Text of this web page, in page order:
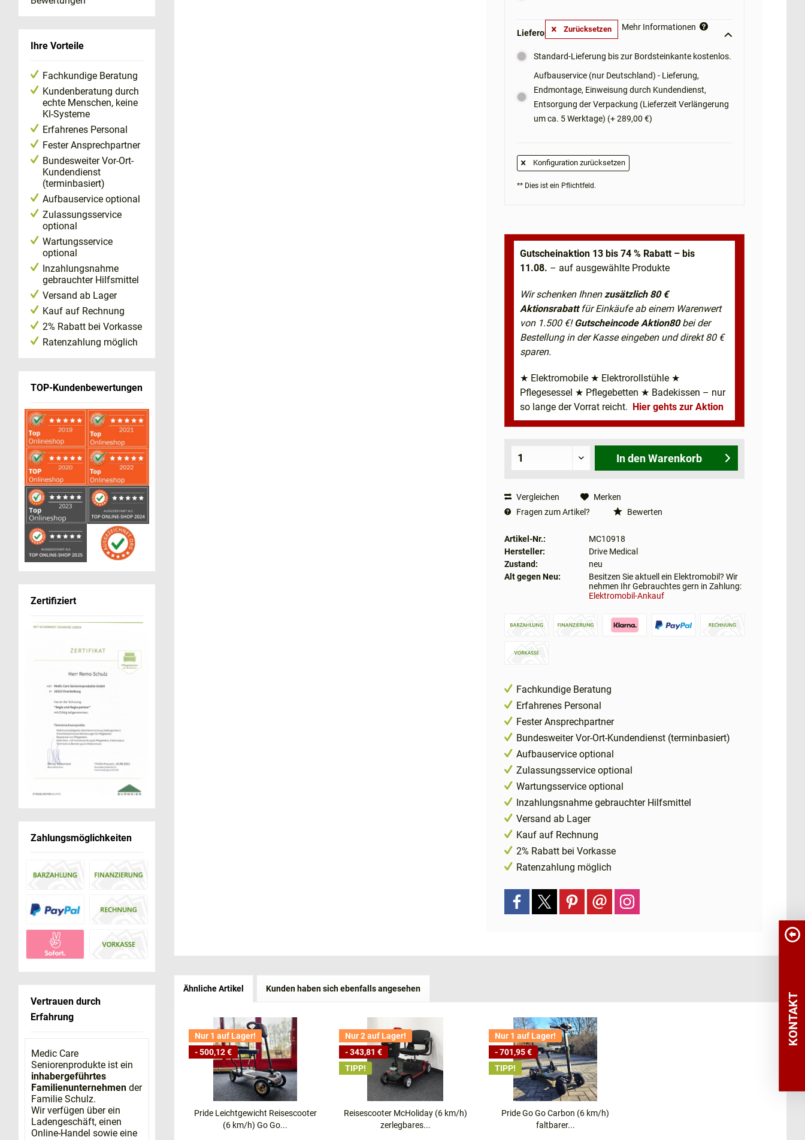
Ihre Vorteile
Fachkundige Beratung
Kundenberatung durch
echte Menschen, keine
KI-Systeme
Erfahrenes Personal
Fester Ansprechpartner
Bundesweiter Vor-Ort-
Kundendienst
(terminbasiert)
Aufbauservice optional
Zulassungsservice
optional
Wartungsservice
optional
Inzahlungsnahme
gebrauchter Hilfsmittel
Versand ab Lager
Kauf auf Rechnung
2% Rabatt bei Vorkasse
Ratenzahlung möglich
TOP-Kundenbewertungen
Zertifiziert
Zahlungsmöglichkeiten
Vertrauen durch
Erfahrung
Medic Care
Seniorenprodukte ist ein
inhabergeführtes
Familienunternehmen der
Familie Schulz.
Wir verfügen über ein
Ladengeschäft, einen
Online-Handel sowie eine
Lieferoptionen: **
Standard-Lieferung bis zur Bordsteinkante kostenlos.
Aufbauservice (nur Deutschland) - Lieferung,
Endmontage, Einweisung durch Kundendienst,
Entsorgung der Verpackung (Lieferzeit Verlängerung
um ca. 5 Werktage) (+ 289,00 €)
Zurücksetzen Mehr Informationen
Konfiguration zurücksetzen
** Dies ist ein Pflichtfeld.
Gutscheinaktion 13 bis 74 % Rabatt – bis
11.08. – auf ausgewählte Produkte
Wir schenken Ihnenzusätzlich 80 €
Aktionsrabattfür Einkäufe ab einem Warenwert
von 1.500 €!Gutscheincode Aktion80bei der
Bestellung in der Kasse eingeben und direkt 80 €
sparen.
★ Elektromobile ★ Elektrorollstühle ★
Pflegesessel ★ Pflegebetten ★ Badekissen – nur
so lange der Vorrat reicht. Hier gehts zur Aktion
In den Warenkorb
Vergleichen
Merken
Fragen zum Artikel?
Bewerten
Artikel-Nr.:
MC10918
Hersteller:
Drive Medical
Zustand:
neu
Alt gegen Neu:
Besitzen Sie aktuell ein Elektromobil? Wir
nehmen Ihr Gebrauchtes gern in Zahlung:
Elektromobil-Ankauf
Fachkundige Beratung
Erfahrenes Personal
Fester Ansprechpartner
Bundesweiter Vor-Ort-Kundendienst (terminbasiert)
Aufbauservice optional
Zulassungsservice optional
Wartungsservice optional
Inzahlungsnahme gebrauchter Hilfsmittel
Versand ab Lager
Kauf auf Rechnung
2% Rabatt bei Vorkasse
Ratenzahlung möglich
Ähnliche Artikel Kunden haben sich ebenfalls angesehen
Nur 1 auf Lager!
- 500,12 €
Pride Leichtgewicht Reisescooter
(6 km/h) Go Go...
Nur 2 auf Lager!
- 343,81 €
TIPP!
Reisescooter McHoliday (6 km/h)
zerlegbares...
Nur 1 auf Lager!
- 701,95 €
TIPP!
Pride Go Go Carbon (6 km/h)
faltbarer...
KONTAKT